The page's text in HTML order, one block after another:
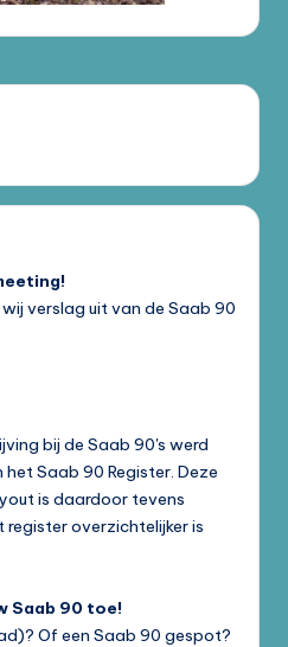
verslag uit van de Saab 90
bij de Saab 90's werd
Saab 90 Register. Deze
is daardoor tevens
overzichtelijker is
Saab 90 toe!
Of een Saab 90 gespot?